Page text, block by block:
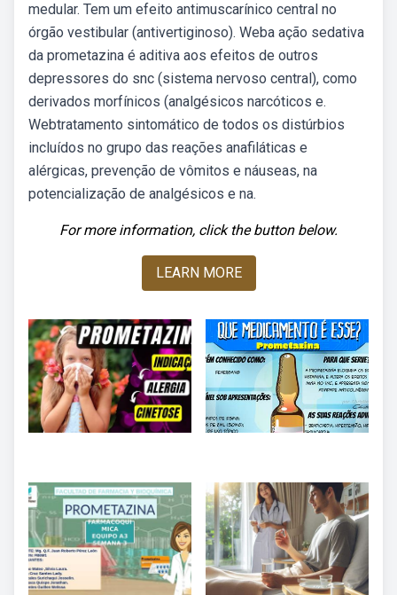
medular. Tem um efeito antimuscarínico central no
órgão vestibular (antivertiginoso). Weba ação sedativa
da prometazina é aditiva aos efeitos de outros
depressores do snc (sistema nervoso central), como
derivados morfínicos (analgésicos narcóticos e.
Webtratamento sintomático de todos os distúrbios
incluídos no grupo das reações anafiláticas e
alérgicas, prevenção de vômitos e náuseas, na
potencialização de analgésicos e na.
For more information, click the button below.
LEARN MORE